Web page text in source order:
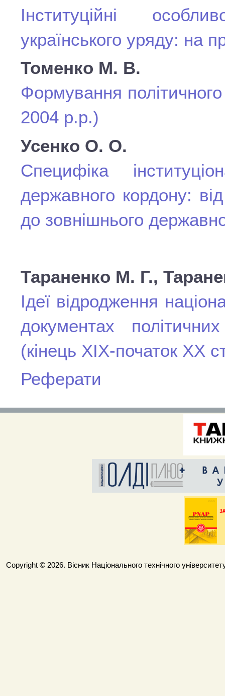
Інституційні
українського уряду: на
Томенко М. В.
Формування
2004 р.р.)
Усенко О. О.
Специфіка
державного кордону:
до зовнішнього
Тараненко М. Г.,
Ідеї відродження
документах
(кінець ХІХ-початок ХХ
Реферати
Copyright © 2026. Вісник Національного технічного